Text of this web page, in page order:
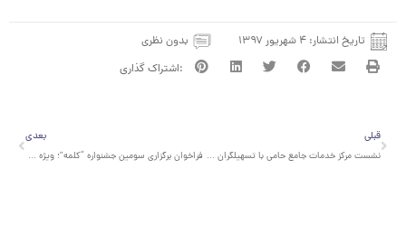
تاریخ انتشار: ۴ شهریور ۱۳۹۷ بدون نظری
قبلی
قبلی
نشست مرکز خدمات جامع حامی با تسهیلگران و جوانان مهاجر و پناهنده استان سمنان
بعدی
فراخوان برگزاری سومین جشنواره “کلمه”؛ ویژه داستان کوتاه مهاجرت